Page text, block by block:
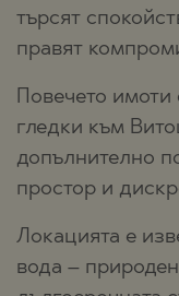
търсят
правят
Повечето имоти
гледки към
допълнително
простор и
Локацията е
вода –